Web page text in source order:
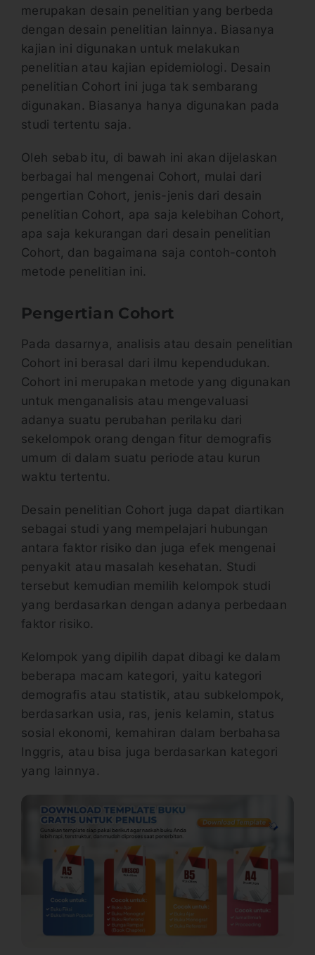
merupakan desain penelitian yang berbeda
dengan desain penelitian lainnya. Biasanya
kajian ini digunakan untuk melakukan
penelitian atau kajian epidemiologi. Desain
penelitian Cohort ini juga tak sembarang
digunakan. Biasanya hanya digunakan pada
studi tertentu saja.
Oleh sebab itu, di bawah ini akan dijelaskan
berbagai hal mengenai Cohort, mulai dari
pengertian Cohort, jenis-jenis dari desain
penelitian Cohort, apa saja kelebihan Cohort,
apa saja kekurangan dari desain penelitian
Cohort, dan bagaimana saja contoh-contoh
metode penelitian ini.
Pengertian Cohort
Pada dasarnya, analisis atau desain penelitian
Cohort ini berasal dari ilmu kependudukan.
Cohort ini merupakan metode yang digunakan
untuk menganalisis atau mengevaluasi
adanya suatu perubahan perilaku dari
sekelompok orang dengan fitur demografis
umum di dalam suatu periode atau kurun
waktu tertentu.
Desain penelitian Cohort juga dapat diartikan
sebagai studi yang mempelajari hubungan
antara faktor risiko dan juga efek mengenai
penyakit atau masalah kesehatan. Studi
tersebut kemudian memilih kelompok studi
yang berdasarkan dengan adanya perbedaan
faktor risiko.
Kelompok yang dipilih dapat dibagi ke dalam
beberapa macam kategori, yaitu kategori
demografis atau statistik, atau subkelompok,
berdasarkan usia, ras, jenis kelamin, status
sosial ekonomi, kemahiran dalam berbahasa
Inggris, atau bisa juga berdasarkan kategori
yang lainnya.